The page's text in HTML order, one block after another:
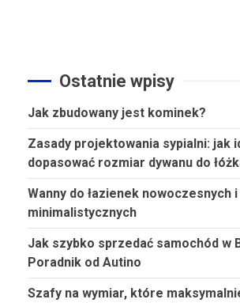
Ostatnie wpisy
Jak zbudowany jest kominek?
Zasady projektowania sypialni: jak
dopasować rozmiar dywanu do
Wanny do łazienek nowoczesnych i
minimalistycznych
Jak szybko sprzedać samochód w
Poradnik od Autino
Szafy na wymiar, które